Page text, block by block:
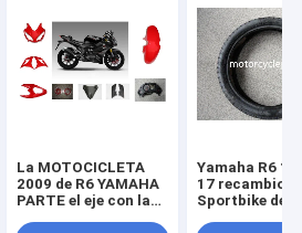
La MOTOCICLETA
2009 de R6 YAMAHA
PARTE el eje con la
Yamaha R6
17 recambios
Sportbike de